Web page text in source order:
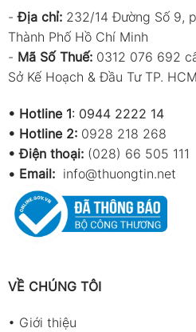
-Địa chỉ: 232/14 Đường Số 9,
Thành Phố Hồ Chí Minh
- Mã Số Thuế: 0312 076 692
Sở Kế Hoạch & Đầu Tư TP. HCM
• Hotline 1: 0944 2222 14
• Hotline 2: 0928 218 268
• Điện thoại: (028) 66 505 111
• Email: info@thuongtin.net
VỀ CHÚNG TÔI
• Giới thiệu